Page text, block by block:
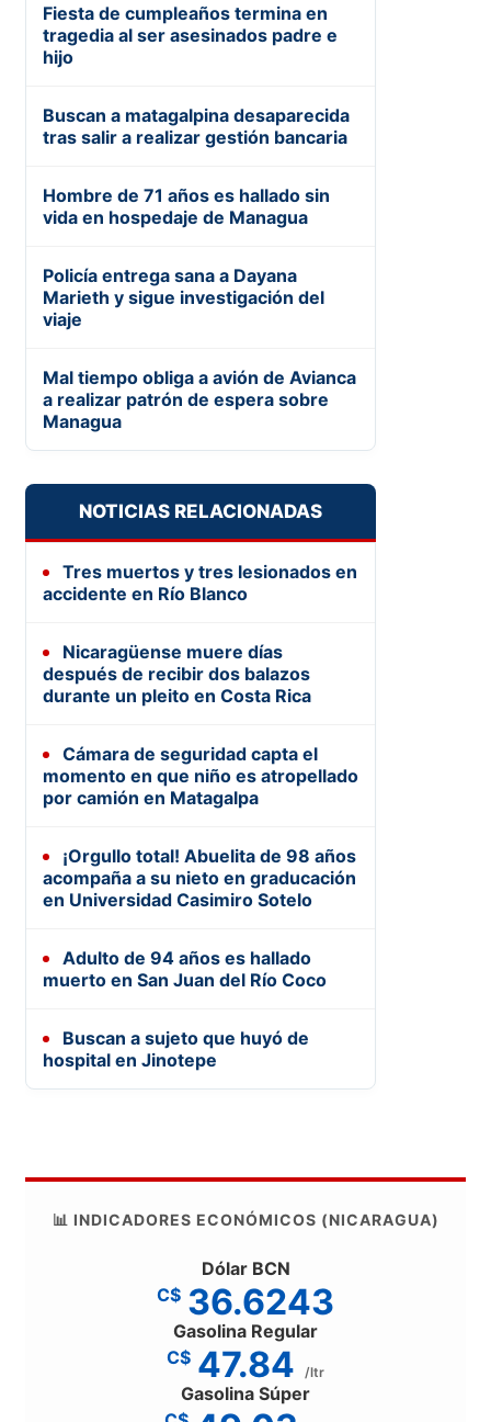
Fiesta de cumpleaños termina en
tragedia al ser asesinados padre e
hijo
Buscan a matagalpina desaparecida
tras salir a realizar gestión bancaria
Hombre de 71 años es hallado sin
vida en hospedaje de Managua
Policía entrega sana a Dayana
Marieth y sigue investigación del
viaje
Mal tiempo obliga a avión de Avianca
a realizar patrón de espera sobre
Managua
NOTICIAS RELACIONADAS
Tres muertos y tres lesionados en
accidente en Río Blanco
Nicaragüense muere días
después de recibir dos balazos
durante un pleito en Costa Rica
Cámara de seguridad capta el
momento en que niño es atropellado
por camión en Matagalpa
¡Orgullo total! Abuelita de 98 años
acompaña a su nieto en graducación
en Universidad Casimiro Sotelo
Adulto de 94 años es hallado
muerto en San Juan del Río Coco
Buscan a sujeto que huyó de
hospital en Jinotepe
📊 INDICADORES ECONÓMICOS (NICARAGUA)
Dólar BCN
C$ 36.6243
Gasolina Regular
C$ 47.84 /ltr
Gasolina Súper